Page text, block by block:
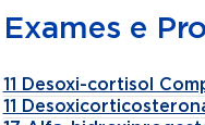
Exames e
11 Desoxi-cortisol
11